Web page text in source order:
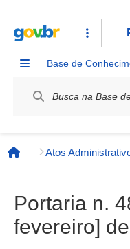
Base de
Página inicial
Atos
Portaria n.
fevereiro]